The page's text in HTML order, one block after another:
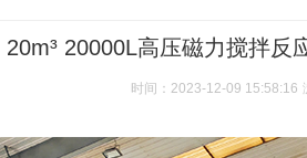
20m³ 20000L高压磁力搅拌反
时间：2023-12-09 15:58:16